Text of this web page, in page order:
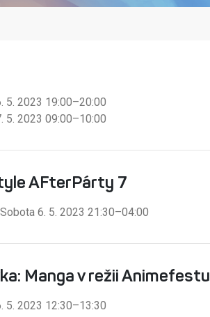
5. 2023 19:00–20:00
5. 2023 09:00–10:00
AFterPárty 7
6. 5. 2023 21:30–04:00
Manga v režii Animefestu
5. 2023 12:30–13:30